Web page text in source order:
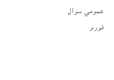
عمومي سوال
فورم